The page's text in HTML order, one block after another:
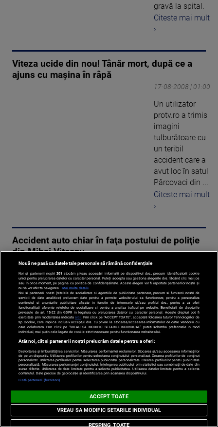
gravă la spital.
Citeste mai mult
›
Viteza ucide din nou! Tânăr mort, după ce a
ajuns cu maşina în râpă
17-08-2008 | 01:00
Un utilizator
protv.ro a trimis
imagini
tulburătoare cu
un teribil
accident care a
avut loc în satul
Pârcovaci din ...
Citeste mai mult
›
Accident auto chiar în faţa postului de poliţie
din Mihai Viteazu
Şoferului nici
nu-i vine să
creadă că şi el
şi pasagera din
dreapta au
Citeste mai mult
›
13-08-2008 | 01:00
Nouă ne pasă ca datele tale personale să rămână confidențiale
Noi și partenerii noștri 201 stocăm și/sau accesăm informații pe dispozitivul dvs., precum identificatorii cookie
unici pentru prelucrarea datelor cu caracter personal. Puteți accepta sau gestiona alegerile dvs. făcând clic mai jos
sau în orice moment, pe pagina cu politica de confidențialitate. Aceste alegeri vor fi raportate partenerilor noștri și
nu vă vor afecta navigarea.
Mai multe detalii
Noi si partenerii nostri (retelele de socializare si agentiile de publicitate partenere, precum si furnizorii nostri de
servicii de date analitice) prelucram date pentru a permite website-ului sa functioneze, pentru a personaliza
continutul si anunturile publicitare afisate in functie de interesele si/sau profilul dvs., pentru a va oferi
functionalitati aferente retelelor de socializare si pentru a analiza traficul pe website. Beneficiati de drepturile
prevazute de art. 15-22 din GDPR in legatura cu prelucrarea datelor cu caracter personal. Aceste drepturi pot fi
exercitate prin modalitatea indicataaici . Prin click pe “ACCEPT TOATE”, acceptati folosirea tuturor Tehnologiilor de
tip Cookie, care implica inclusiv acceptul dvs. cu privire la stocarea/accesarea informatiilor de catre Vendor-ii cu
care colaboram. Prin click pe “VREAU SA MODIFIC SETARILE INDIVIDUAL” puteti schimba preferintele in mod
individual, mai putin cele legate de cookie strict necesare pentru functionarea website-ului.
Atât noi, cât și partenerii noștri prelucrăm datele pentru a oferi:
Dezvoltarea și îmbunătățirea serviciilor. Măsurarea performanței reclamelor. Stocarea și/sau accesarea informațiilor
de pe un dispozitiv. Utilizarea profilurilor pentru selectarea conținutului personalizat. Crearea profilurilor de conținut
personalizat. Utilizarea profilurilor pentru selectarea publicității personalizate. Crearea profilurilor pentru publicitate
personalizată. Măsurarea performanței conținutului. Înțelegerea publicului prin statistici sau combinații de date din
surse diferite. Utilizarea de date limitate pentru a selecta publicitatea. Utilizarea datelor limitate pentru a selecta
conținutul. Date precise de geolocație și identificarea prin scanarea dispozitivului.
Listă parteneri (furnizori)
ACCEPT TOATE
RESPING TOATE
VREAU SA MODIFIC SETARILE INDIVIDUAL